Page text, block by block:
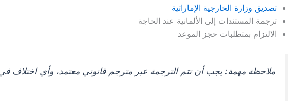
تصديق وزارة الخارجية الإماراتية
ترجمة المستندات إلى الألمانية عند الحاجة
الالتزام بمتطلبات حجز الموعد
ملاحظة مهمة: يجب أن تتم الترجمة عبر مترجم قانوني معتمد، وأي اختلاف في